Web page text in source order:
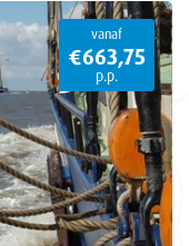
vanaf
€663,75
p.p.